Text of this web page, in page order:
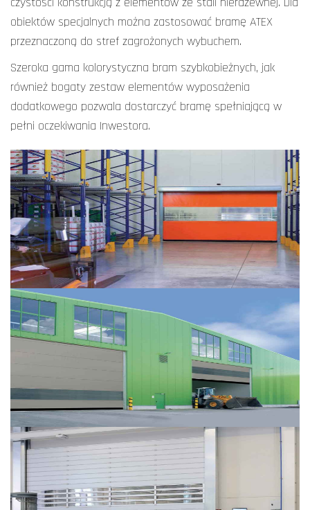
obiektów specjalnych można zastosować bramę ATEX
przeznaczoną do stref zagrożonych wybuchem.
Szeroka gama kolorystyczna bram szybkobieżnych, jak
również bogaty zestaw elementów wyposażenia
dodatkowego pozwala dostarczyć bramę spełniającą w
pełni oczekiwania Inwestora.